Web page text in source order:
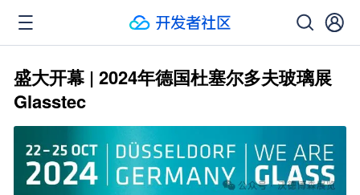
盛大开幕 | 2024年德国杜塞尔多夫玻璃展
Glasstec